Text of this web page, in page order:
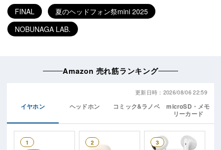
FINAL
夏のヘッドフォン祭mini 2025
NOBUNAGA LAB.